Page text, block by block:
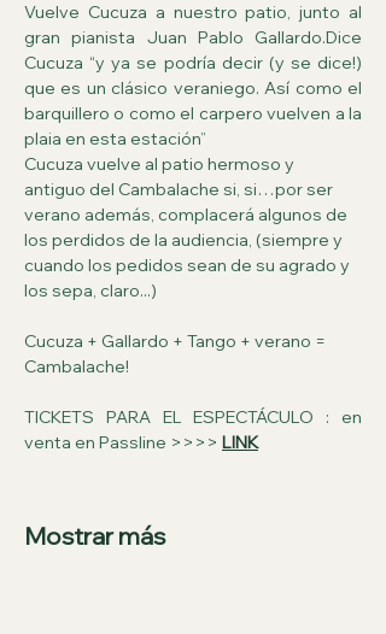
Vuelve Cucuza a nuestro patio, junto al
gran pianista Juan Pablo Gallardo.Dice
Cucuza “y ya se podría decir (y se dice!)
que es un clásico veraniego. Así como el
barquillero o como el carpero vuelven a la
plaia en esta estación”
Cucuza vuelve al patio hermoso y
antiguo del Cambalache si, si…por ser
verano además, complacerá algunos de
los perdidos de la audiencia, (siempre y
cuando los pedidos sean de su agrado y
los sepa, claro...)
Cucuza + Gallardo + Tango + verano =
Cambalache!
TICKETS PARA EL ESPECTÁCULO : en
venta en Passline >>>> LINK
Mostrar más